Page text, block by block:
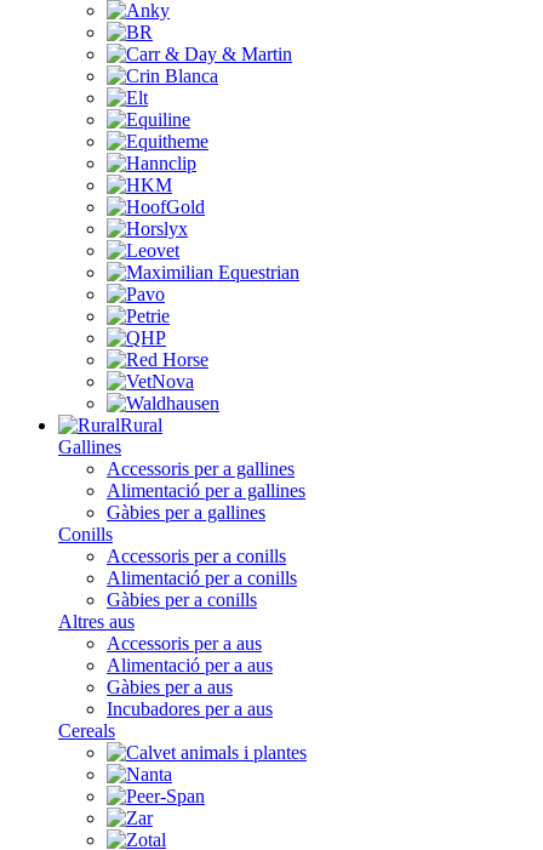
Rural
Gallines
Accessoris per a gallines
Alimentació per a gallines
Gàbies per a gallines
Conills
Accessoris per a conills
Alimentació per a conills
Gàbies per a conills
Altres aus
Accessoris per a aus
Alimentació per a aus
Gàbies per a aus
Incubadores per a aus
Cereals